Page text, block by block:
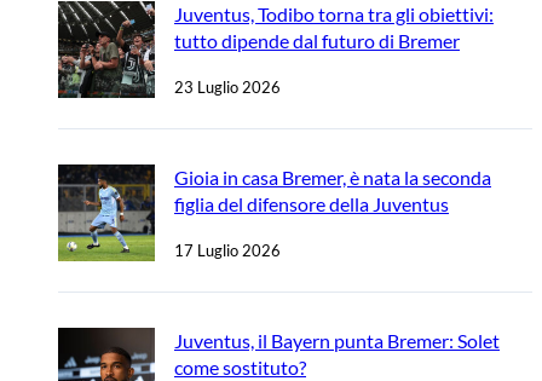
Juventus, Todibo torna tra gli obiettivi:
tutto dipende dal futuro di Bremer
23 Luglio 2026
Gioia in casa Bremer, è nata la seconda
figlia del difensore della Juventus
17 Luglio 2026
Juventus, il Bayern punta Bremer: Solet
come sostituto?